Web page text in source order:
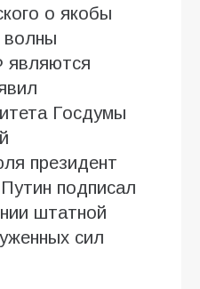
о якобы
волны
являются
Госдумы
президент
подписал
штатной
сил